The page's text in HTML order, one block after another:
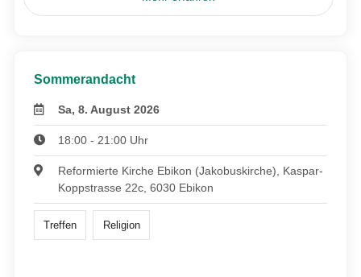
Sommerandacht
Sa, 8. August 2026
18:00 - 21:00 Uhr
Reformierte Kirche Ebikon (Jakobuskirche), Kaspar-
Koppstrasse 22c, 6030 Ebikon
Treffen Religion